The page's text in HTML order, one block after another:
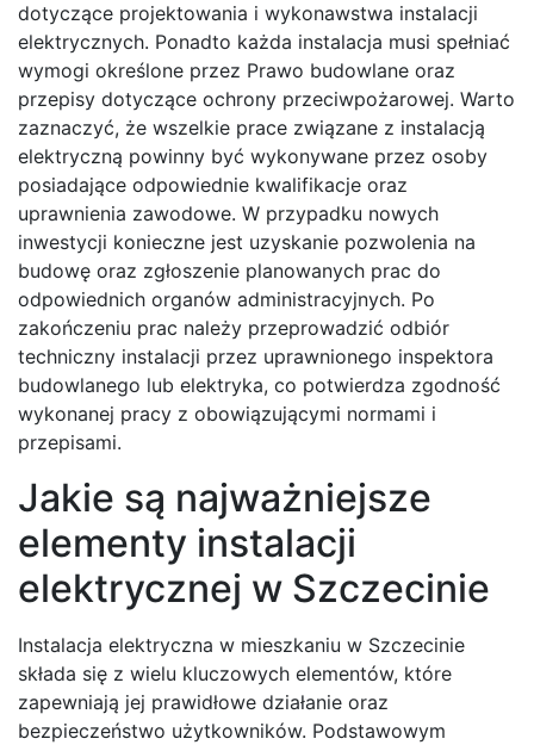
dotyczące projektowania i wykonawstwa instalacji
elektrycznych. Ponadto każda instalacja musi spełniać
wymogi określone przez Prawo budowlane oraz
przepisy dotyczące ochrony przeciwpożarowej. Warto
zaznaczyć, że wszelkie prace związane z instalacją
elektryczną powinny być wykonywane przez osoby
posiadające odpowiednie kwalifikacje oraz
uprawnienia zawodowe. W przypadku nowych
inwestycji konieczne jest uzyskanie pozwolenia na
budowę oraz zgłoszenie planowanych prac do
odpowiednich organów administracyjnych. Po
zakończeniu prac należy przeprowadzić odbiór
techniczny instalacji przez uprawnionego inspektora
budowlanego lub elektryka, co potwierdza zgodność
wykonanej pracy z obowiązującymi normami i
przepisami.
Jakie są najważniejsze
elementy instalacji
elektrycznej w Szczecinie
Instalacja elektryczna w mieszkaniu w Szczecinie
składa się z wielu kluczowych elementów, które
zapewniają jej prawidłowe działanie oraz
bezpieczeństwo użytkowników. Podstawowym